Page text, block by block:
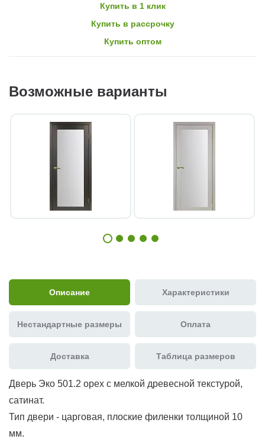
Купить в 1 клик
Купить в рассрочку
Купить оптом
Возможные варианты
Описание Характеристики
Нестандартные размеры Оплата
Доставка Таблица размеров
Дверь Эко 501.2 орех с мелкой древесной текстурой,
сатинат.
Тип двери - царговая, плоские филенки толщиной 10
мм.